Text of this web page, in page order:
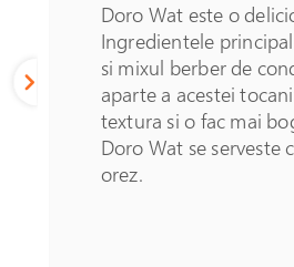
Doro Wat este o
Ingredientele
si mixul berber de
aparte a acestei
textura si o fac mai
Doro Wat se serveste
orez.